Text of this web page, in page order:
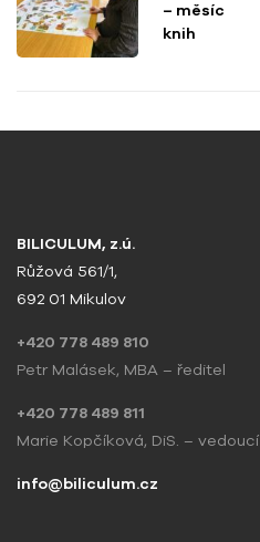
– měsíc
knih
BILICULUM, z.ú.
Růžová 561/1,
692 01 Mikulov
+420 778 489 810
Petr Malásek, MBA – ředitel
+420 778 489 811
Marie Kopčíková, DiS. – vedoucí
info@biliculum.cz